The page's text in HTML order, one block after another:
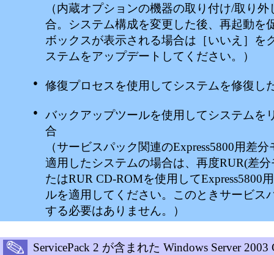
（内蔵オプションの機器の取り付け/取り外
合。システム構成を変更した後、再起動を
ボックスが表示される場合は［いいえ］を
ステムをアップデートしてください。）
● 修復プロセスを使用してシステムを修復し
●
バックアップツールを使用してシステムを
合
（サービスパック関連のExpress5800用差
適用したシステムの場合は、再度RUR(差
たはRUR CD-ROMを使用してExpress5800
ルを適用してください。このときサービス
する必要はありません。）
ServicePack 2 が含まれた Windows Server